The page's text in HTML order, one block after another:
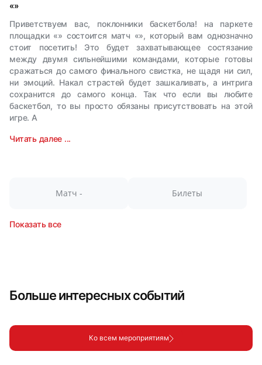
«»
Приветствуем вас, поклонники баскетбола! на паркете
площадки «» состоится матч «», который вам однозначно
стоит посетить! Это будет захватывающее состязание
между двумя сильнейшими командами, которые готовы
сражаться до самого финального свистка, не щадя ни сил,
ни эмоций. Накал страстей будет зашкаливать, а интрига
сохранится до самого конца. Так что если вы любите
баскетбол, то вы просто обязаны присутствовать на этой
игре. А
Читать далее ...
Матч - Билеты
Показать все
Больше интересных событий
Ко всем мероприятиям